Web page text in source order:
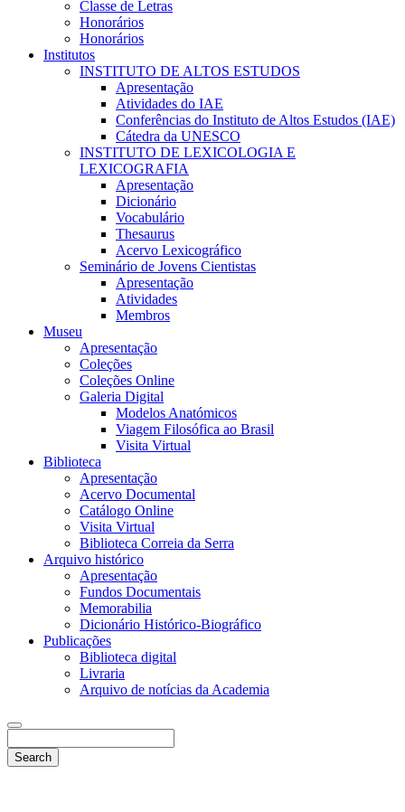
Classe de Letras
Honorários
Honorários
Institutos
INSTITUTO DE ALTOS ESTUDOS
Apresentação
Atividades do IAE
Conferências do Instituto de Altos Estudos (IAE)
Cátedra da UNESCO
INSTITUTO DE LEXICOLOGIA E
LEXICOGRAFIA
Apresentação
Dicionário
Vocabulário
Thesaurus
Acervo Lexicográfico
Seminário de Jovens Cientistas
Apresentação
Atividades
Membros
Museu
Apresentação
Coleções
Coleções Online
Galeria Digital
Modelos Anatómicos
Viagem Filosófica ao Brasil
Visita Virtual
Biblioteca
Apresentação
Acervo Documental
Catálogo Online
Visita Virtual
Biblioteca Correia da Serra
Arquivo histórico
Apresentação
Fundos Documentais
Memorabilia
Dicionário Histórico-Biográfico
Publicações
Biblioteca digital
Livraria
Arquivo de notícias da Academia